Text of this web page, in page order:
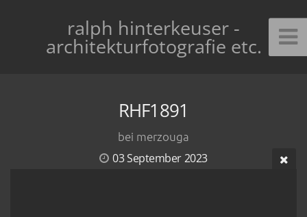
ralph hinterkeuser -
architekturfotografie etc.
RHF1891
bei merzouga
03 September 2023